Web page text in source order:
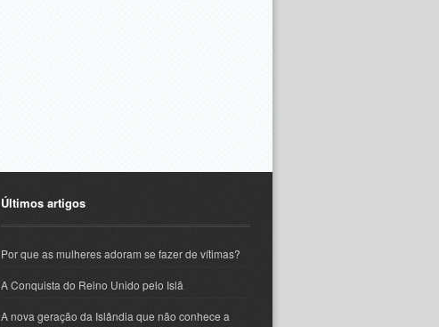
Últimos artigos
Por que as mulheres adoram se fazer de vítimas?
A Conquista do Reino Unido pelo Islã
A nova geração da Islândia que não conhece a